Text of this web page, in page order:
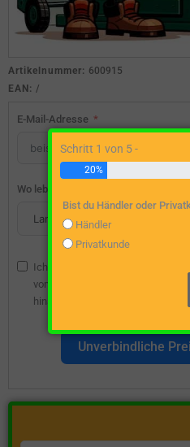
Artikelnummer: 600915
EAN: /
E-Mail-Adresse
Wo lebst du?
Ich bin damit einverstanden,
vom Webseitenbetreiber
hinsichtlich eines
Unverbindliche
Schritt 1 von 5 -
20%
Bist du Händler oder
Händler
Privatkunde